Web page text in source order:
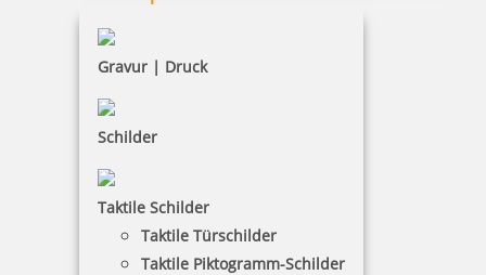
Gravur | Druck
Schilder
Taktile Schilder
Taktile Türschilder
Taktile Piktogramm-Schilder
Widerruf
Barrierefreiheit
Vertrag widerrufen
Mein Konto